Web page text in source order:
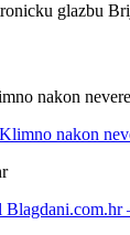
glazbu
nakon
Blagdani.com.hr